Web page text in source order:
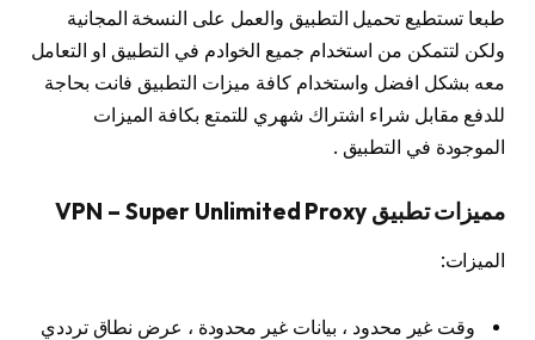
طبعا تستطيع تحميل التطبيق والعمل على النسخة المجانية
ولكن لتتمكن من استخدام جميع الخوادم في التطبيق او التعامل
معه بشكل افضل واستخدام كافة ميزات التطبيق فانت بحاجة
للدفع مقابل شراء اشتراك شهري للتمتع بكافة الميزات
الموجودة في التطبيق .
مميزات تطبيق VPN – Super Unlimited Proxy
الميزات:
وقت غير محدود ، بيانات غير محدودة ، عرض نطاق ترددي